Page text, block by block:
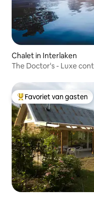
Chalet in Interlaken
The Doctor's - Luxe
Topfavoriet van gasten
Favoriet van gasten